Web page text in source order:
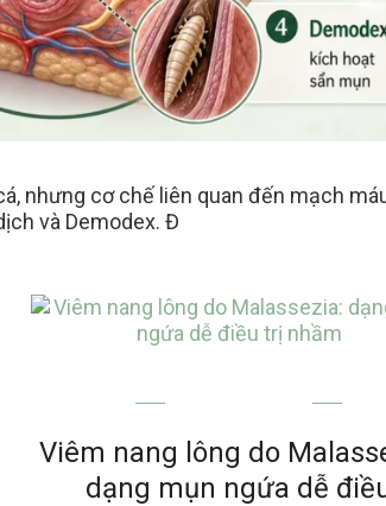
nhưng cơ chế liên quan đến mạch
và Demodex. Đ
Viêm nang lông do
dạng mụn ngứa dễ